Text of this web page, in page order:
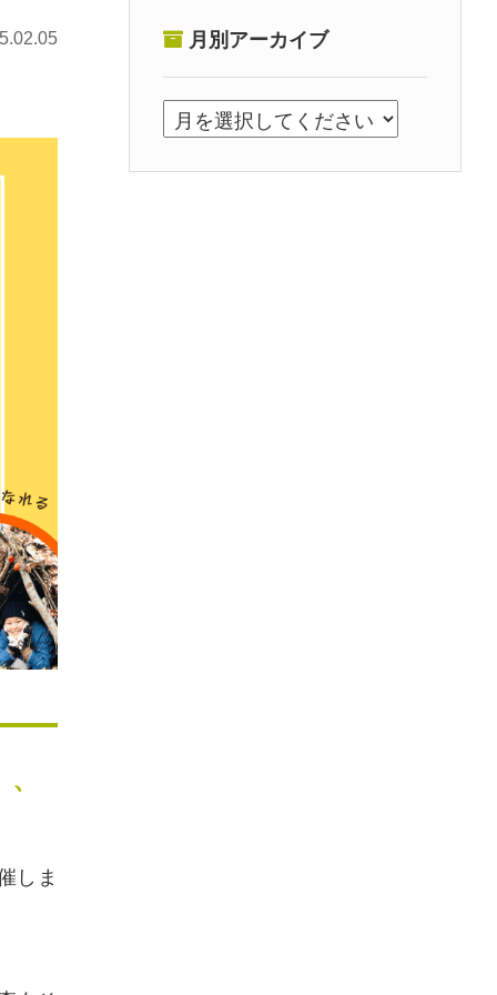
しま
月別アーカイブ